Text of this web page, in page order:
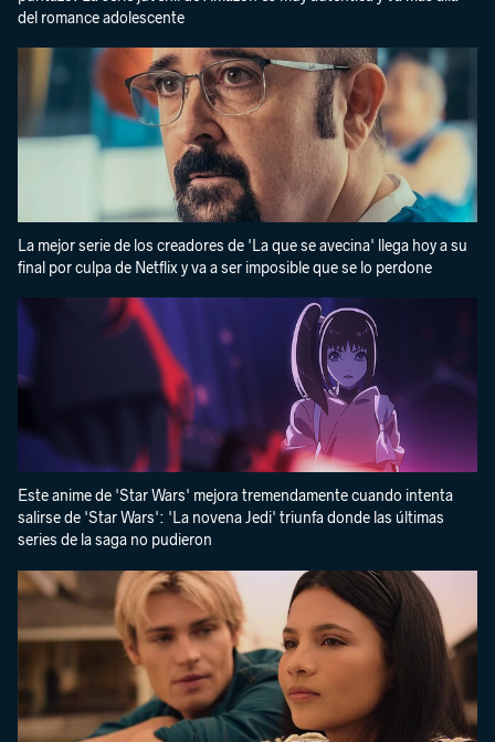
del romance adolescente
La mejor serie de los creadores de 'La que se avecina' llega hoy a su
final por culpa de Netflix y va a ser imposible que se lo perdone
Este anime de 'Star Wars' mejora tremendamente cuando intenta
salirse de 'Star Wars': 'La novena Jedi' triunfa donde las últimas
series de la saga no pudieron